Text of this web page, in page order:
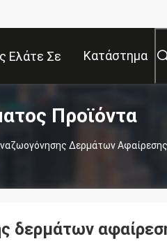
Ελάτε Σε
Επαφή Με
Κατάστημα
Προϊόντα
Δερμάτων Αφαίρεσης
δερμάτων